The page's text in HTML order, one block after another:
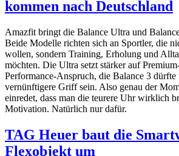
kommen nach Deutschland
Amazfit bringt die Balance Ultra und
Beide Modelle richten sich an Sportler, die
wollen, sondern Training, Erholung und
möchten. Die Ultra setzt stärker auf
Performance-Anspruch, die Balance 3
vernünftigere Griff sein. Also genau der
einredet, dass man die teurere Uhr wirklich
Motivation. Natürlich nur dafür.
TAG Heuer baut die
Flexobjekt um